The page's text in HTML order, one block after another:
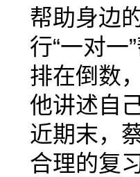
帮助身边
行“一对一
排在倒数
他讲述自
近期末，
合理的复